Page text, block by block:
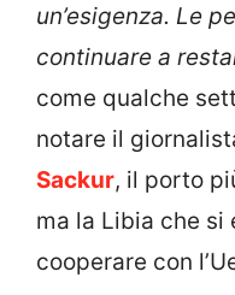
un’esigenza. Le
continuare a
come qualche
notare il
Sackur, il porto
ma la Libia che
cooperare con